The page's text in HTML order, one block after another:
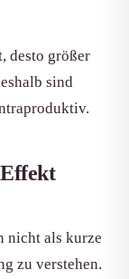
desto größer
sind
nicht als kurze
zu verstehen.